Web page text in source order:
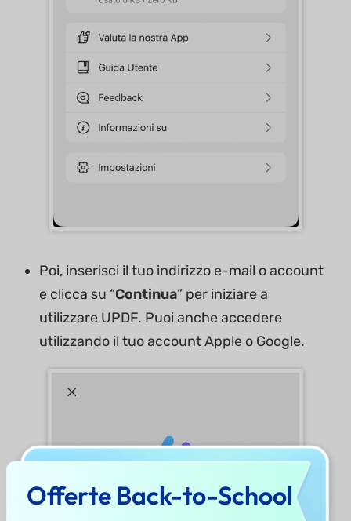
Poi, inserisci il tuo indirizzo e-mail o account
e clicca su “Continua” per iniziare a
utilizzare UPDF. Puoi anche accedere
utilizzando il tuo account Apple o Google.
Offerte Back-to-School